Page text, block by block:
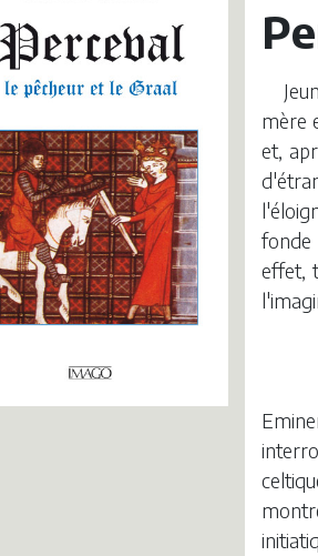
mère
et,
fonde
effet,